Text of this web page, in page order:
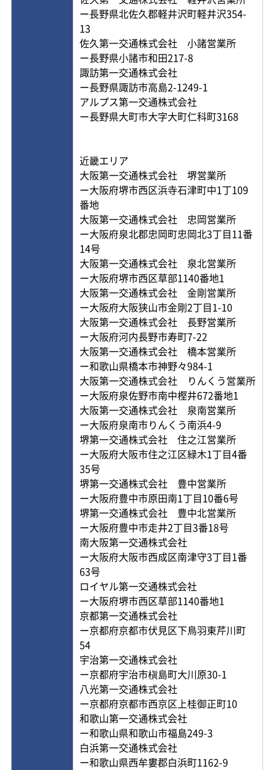
ー長野県北佐久郡軽井沢町軽井沢354-
13
佐久第一交通株式会社 小諸営業所
ー長野県小諸市和田217-8
諏訪第一交通株式会社
ー長野県諏訪市高島2-1249-1
アルプス第一交通株式会社
ー長野県大町市大字大町仁科町3168
近畿エリア
大阪第一交通株式会社 堺営業所
ー大阪府堺市西区浜寺石津町中1丁109
番地
大阪第一交通株式会社 忠岡営業所
ー大阪府泉北郡忠岡町忠岡北3丁目11番
14号
大阪第一交通株式会社 泉北営業所
ー大阪府堺市西区草部1140番地1
大阪第一交通株式会社 金剛営業所
ー大阪府大阪狭山市金剛2丁目1-10
大阪第一交通株式会社 長野営業所
ー大阪府河内長野市寿町7-22
大阪第一交通株式会社 橋本営業所
ー和歌山県橋本市神野々984-1
大阪第一交通株式会社 りんくう営業所
ー大阪府泉佐野市南中樫井672番地1
大阪第一交通株式会社 泉南営業所
ー大阪府泉南市りんくう南浜4-9
堺第一交通株式会社 住之江営業所
ー大阪府大阪市住之江区緑木1丁目4番
35号
堺第一交通株式会社 豊中営業所
ー大阪府豊中市原田南1丁目10番6号
堺第一交通株式会社 豊中北営業所
ー大阪府豊中市走井2丁目3番18号
南大阪第一交通株式会社
ー大阪府大阪市西成区南津守3丁目1番
63号
ロイヤル第一交通株式会社
ー大阪府堺市西区草部1140番地1
京都第一交通株式会社
ー京都府京都市伏見区下鳥羽東芹川町
54
宇治第一交通株式会社
ー京都府宇治市槇島町大川原30-1
八光第一交通株式会社
ー京都府京都市西京区上桂御正町10
和歌山第一交通株式会社
ー和歌山県和歌山市福島249-3
白浜第一交通株式会社
ー和歌山県西牟婁郡白浜町1162-9